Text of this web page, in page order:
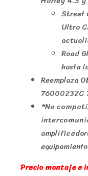
Street
Ultra
Road
hasta
Reemplaza
76000232C
*No
Precio montaje e